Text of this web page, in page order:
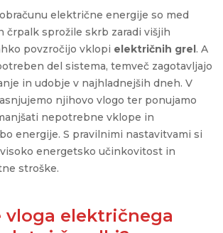
električne energije so med
sprožile skrb zaradi višjih
povzročijo vklopi električnih grel. A
del sistema, temveč zagotavljajo
in udobje v najhladnejših dneh. V
njihovo vlogo ter ponujamo
nepotrebne vklope in
energije. S pravilnimi nastavitvami si
energetsko učinkovitost in
stroške.
vloga električnega